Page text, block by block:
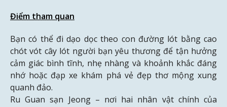
Điểm tham quan
Bạn có thể đi dạo dọc theo con đường lót bằng cao
chót vót cây lót người bạn yêu thương để tận hưởng
cảm giác bình tĩnh, nhẹ nhàng và khoảnh khắc đáng
nhớ hoặc đạp xe khám phá vẻ đẹp thơ mộng xung
quanh đảo.
Ru Guan sạn Jeong – nơi hai nhân vật chính của